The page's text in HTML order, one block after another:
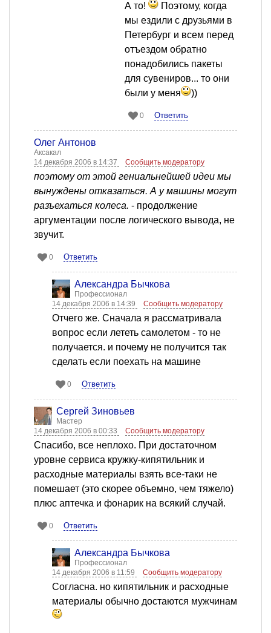
А то!
Поэтому, когда
мы ездили с друзьями в
Петербург и всем перед
отъездом обратно
понадобились пакеты
для сувениров... то они
были у меня
))
0 Ответить
Олег Антонов
Аксакал
14 декабря 2006 в 14:37
Сообщить модератору
поэтому от этой гениальнейшей идеи мы
вынуждены отказаться. А у машины могут
разъехаться колеса. - продолжение
аргументации после логического вывода, не
звучит.
0 Ответить
Александра Бычкова
Профессионал
14 декабря 2006 в 14:39
Сообщить модератору
Отчего же. Сначала я рассматривала
вопрос если лететь самолетом - то не
получается. и почему не получится так
сделать если поехать на машине
0 Ответить
Сергей Зиновьев
Мастер
14 декабря 2006 в 00:33
Сообщить модератору
Спасибо, все неплохо. При достаточном
уровне сервиса кружку-кипятильник и
расходные материалы взять все-таки не
помешает (это скорее объемно, чем тяжело)
плюс аптечка и фонарик на всякий случай.
0 Ответить
Александра Бычкова
Профессионал
14 декабря 2006 в 11:59
Сообщить модератору
Согласна. но кипятильник и расходные
материалы обычно достаются мужчинам